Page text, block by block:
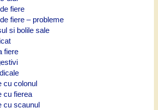
fiere
fiere – probleme
si bolile sale
fiere
cu colonul
cu fierea
cu scaunul